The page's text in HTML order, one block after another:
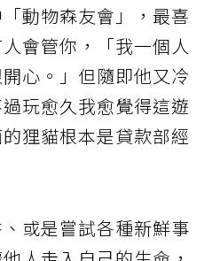
動物森友會」，最喜
會管你，「我一個人
心。」但隨即他又冷
玩愈久我愈覺得這遊
狸貓根本是貸款部經
或是嘗試各種新鮮事